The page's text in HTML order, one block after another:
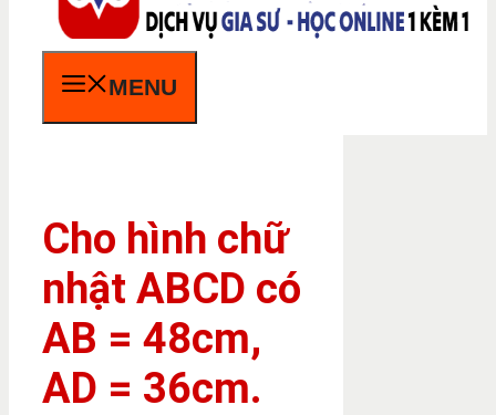
MENU
Cho hình chữ
nhật ABCD có
AB = 48cm,
AD = 36cm.